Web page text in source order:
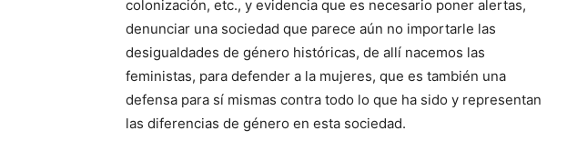
colonización, etc., y evidencia que es necesario poner alertas,
denunciar una sociedad que parece aún no importarle las
desigualdades de género históricas, de allí nacemos las
feministas, para defender a la mujeres, que es también una
defensa para sí mismas contra todo lo que ha sido y representan
las diferencias de género en esta sociedad.